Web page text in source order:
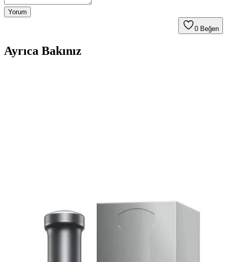
Yorum
0 Beğen
Ayrıca Bakınız
günlük ve özel anlar için ideal, 75 ml şişesiyle şıklık ve kalite sunan
kadın parfümüdür.
Hugo Boss Erkek Parfümleri: Çeşitleri, Seçim